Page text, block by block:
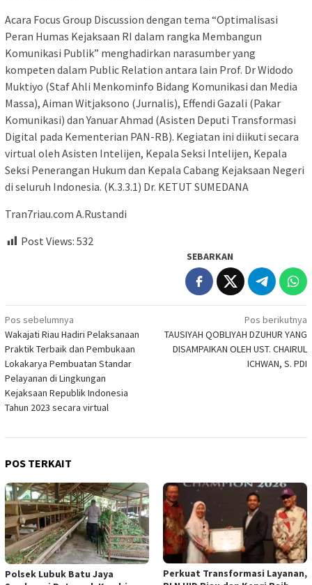
Acara Focus Group Discussion dengan tema “Optimalisasi
Peran Humas Kejaksaan RI dalam rangka Membangun
Komunikasi Publik” menghadirkan narasumber yang
kompeten dalam Public Relation antara lain Prof. Dr Widodo
Muktiyo (Staf Ahli Menkominfo Bidang Komunikasi dan Media
Massa), Aiman Witjaksono (Jurnalis), Effendi Gazali (Pakar
Komunikasi) dan Yanuar Ahmad (Asisten Deputi Transformasi
Digital pada Kementerian PAN-RB). Kegiatan ini diikuti secara
virtual oleh Asisten Intelijen, Kepala Seksi Intelijen, Kepala
Seksi Penerangan Hukum dan Kepala Cabang Kejaksaan Negeri
di seluruh Indonesia. (K.3.3.1) Dr. KETUT SUMEDANA
Tran7riau.com A.Rustandi
Post Views: 532
SEBARKAN
Navigasi
pos
Pos sebelumnya
Wakajati Riau Hadiri Pelaksanaan
Praktik Terbaik dan Pembukaan
Lokakarya Pembuatan Standar
Pelayanan di Lingkungan
Kejaksaan Republik Indonesia
Tahun 2023 secara virtual
Pos berikutnya
TAUSIYAH QOBLIYAH DZUHUR YANG
DISAMPAIKAN OLEH UST. CHAIRUL
ICHWAN, S. PDI
POS TERKAIT
Polsek Lubuk Batu Jaya
Perkuat Transformasi Layanan,